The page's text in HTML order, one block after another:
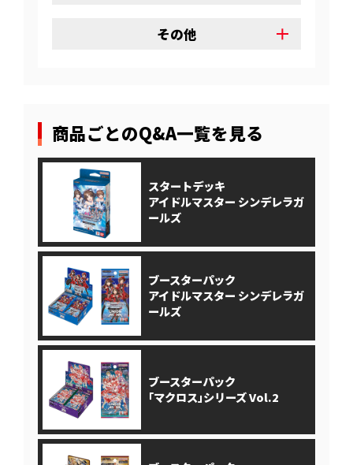
その他
商品ごとのQ&A一覧を見る
スタートデッキ
アイドルマスター シンデレラガ
ールズ
ブースターパック
アイドルマスター シンデレラガ
ールズ
ブースターパック
｢マクロス｣シリーズ Vol.2